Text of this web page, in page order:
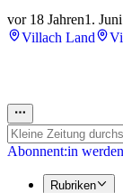
vor 18 Jahren1.
Villach Land
Abonnent:in werden
Rubriken